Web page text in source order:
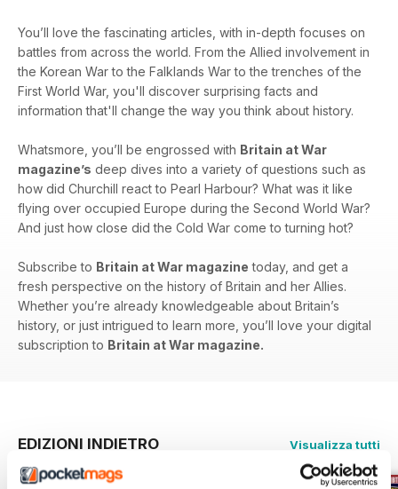
You’ll love the fascinating articles, with in-depth focuses on
battles from across the world. From the Allied involvement in
the Korean War to the Falklands War to the trenches of the
First World War, you'll discover surprising facts and
information that'll change the way you think about history.
Whatsmore, you’ll be engrossed with Britain at War
magazine’s deep dives into a variety of questions such as
how did Churchill react to Pearl Harbour? What was it like
flying over occupied Europe during the Second World War?
And just how close did the Cold War come to turning hot?
Subscribe to Britain at War magazine today, and get a
fresh perspective on the history of Britain and her Allies.
Whether you’re already knowledgeable about Britain’s
history, or just intrigued to learn more, you’ll love your digital
subscription to Britain at War magazine.
EDIZIONI INDIETRO Visualizza tutti